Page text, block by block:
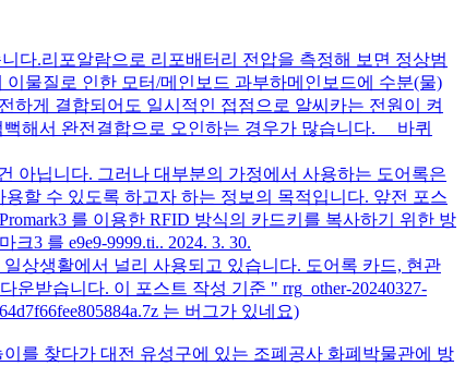
다.리포알람으로 리포배터리 전압을 측정해 보면 정상범
물질로 인한 모터/메인보드 과부하메인보드에 수분(물)
게 결합되어도 일시적인 접점으로 알씨카는 전원이 켜
뻑해서 완전결합으로 오인하는 경우가 많습니다. 바퀴
아닙니다. 그러나 대부분의 가정에서 사용하는 도어록은
할 수 있도록 하고자 하는 정보의 목적입니다. 앞전 포스
를 이용한 RFID 방식의 카드키를 복사하기 위한 방
3 를 e9e9-9999.ti.. 2024. 3. 30.
상생활에서 널리 사용되고 있습니다. 도어록 카드, 현관
받습니다. 이 포스트 작성 기준 " rrg_other-20240327-
는 버그가 있네요)
를 찾다가 대전 유성구에 있는 조폐공사 화폐박물관에 방